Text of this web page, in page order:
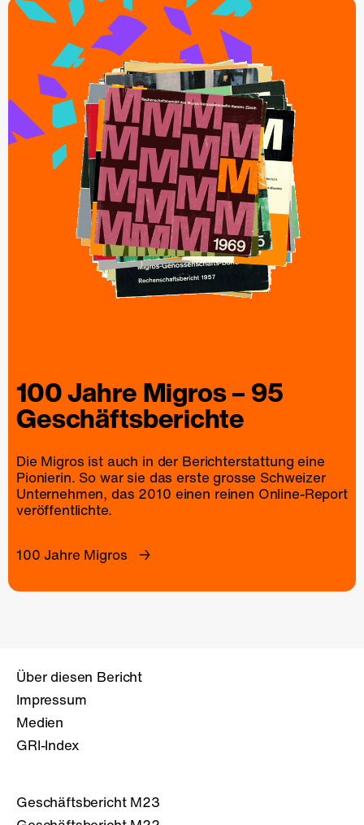
100 JahreMigros– 95
Geschäfts­berichte
Die Migros ist auch in der Berichterstattung eine
Pionierin. So war sie das erste grosse Schweizer
Unternehmen, das 2010 einen reinen Online-Report
veröffentlichte.
100 Jahre Migros
Über diesen Bericht
Impressum
Medien
GRI-Index
Geschäftsbericht M23